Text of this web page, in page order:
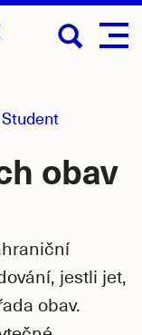
Student
obav
jestli jet,
obav.